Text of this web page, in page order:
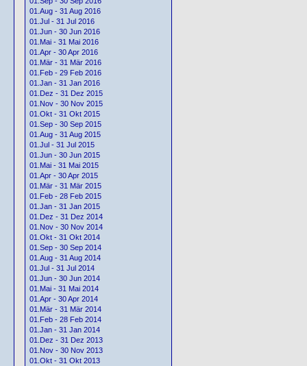
01.Aug - 31 Aug 2016
01.Jul - 31 Jul 2016
01.Jun - 30 Jun 2016
01.Mai - 31 Mai 2016
01.Apr - 30 Apr 2016
01.Mär - 31 Mär 2016
01.Feb - 29 Feb 2016
01.Jan - 31 Jan 2016
01.Dez - 31 Dez 2015
01.Nov - 30 Nov 2015
01.Okt - 31 Okt 2015
01.Sep - 30 Sep 2015
01.Aug - 31 Aug 2015
01.Jul - 31 Jul 2015
01.Jun - 30 Jun 2015
01.Mai - 31 Mai 2015
01.Apr - 30 Apr 2015
01.Mär - 31 Mär 2015
01.Feb - 28 Feb 2015
01.Jan - 31 Jan 2015
01.Dez - 31 Dez 2014
01.Nov - 30 Nov 2014
01.Okt - 31 Okt 2014
01.Sep - 30 Sep 2014
01.Aug - 31 Aug 2014
01.Jul - 31 Jul 2014
01.Jun - 30 Jun 2014
01.Mai - 31 Mai 2014
01.Apr - 30 Apr 2014
01.Mär - 31 Mär 2014
01.Feb - 28 Feb 2014
01.Jan - 31 Jan 2014
01.Dez - 31 Dez 2013
01.Nov - 30 Nov 2013
01.Okt - 31 Okt 2013